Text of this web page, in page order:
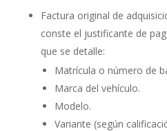
Factura original de
conste el justificante de
que se detalle:
Matrícula o número de
Marca del vehículo.
Modelo.
Variante (según